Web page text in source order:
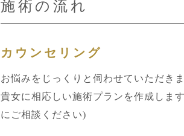
施術の流れ
カウンセリング
お悩みをじっくりと伺わせていただき
貴女に相応しい施術プランを作成しま
にご相談ください)